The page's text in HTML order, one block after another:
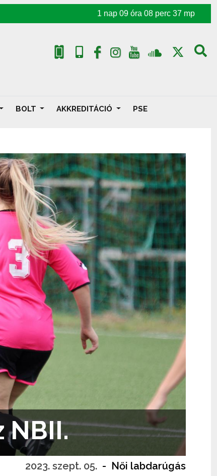
1 nap 09 óra 08 perc 35 mp
BOLT AKKREDITÁCIÓ PSE
NBII.
2023. szept. 05. - Női labdarúgás